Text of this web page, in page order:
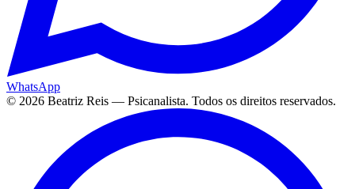
WhatsApp
© 2026 Beatriz Reis — Psicanalista. Todos os direitos reservados.